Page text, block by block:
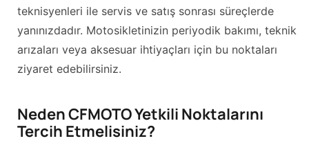
teknisyenleri ile servis ve satış sonrası süreçlerde
yanınızdadır. Motosikletinizin periyodik bakımı, teknik
arızaları veya aksesuar ihtiyaçları için bu noktaları
ziyaret edebilirsiniz.
Neden CFMOTO Yetkili Noktalarını
Tercih Etmelisiniz?